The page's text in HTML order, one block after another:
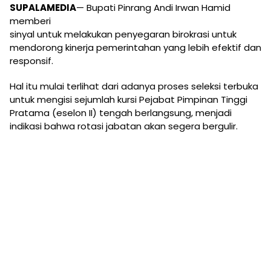
SUPALAMEDIA— Bupati Pinrang Andi Irwan Hamid
memberi
sinyal untuk melakukan penyegaran birokrasi untuk
mendorong kinerja pemerintahan yang lebih efektif dan
responsif.
Hal itu mulai terlihat dari adanya proses seleksi terbuka
untuk mengisi sejumlah kursi Pejabat Pimpinan Tinggi
Pratama (eselon II) tengah berlangsung, menjadi
indikasi bahwa rotasi jabatan akan segera bergulir.